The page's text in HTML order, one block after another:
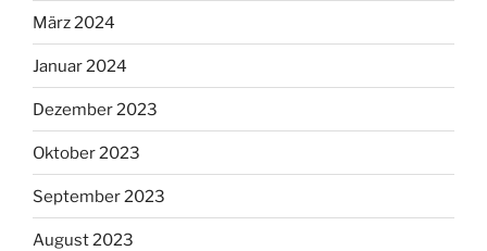
März 2024
Januar 2024
Dezember 2023
Oktober 2023
September 2023
August 2023